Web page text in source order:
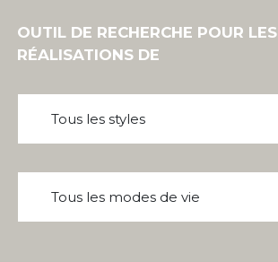
OUTIL DE RECHERCHE POUR LES
RÉALISATIONS DE
Tous les styles
Tous les modes de vie